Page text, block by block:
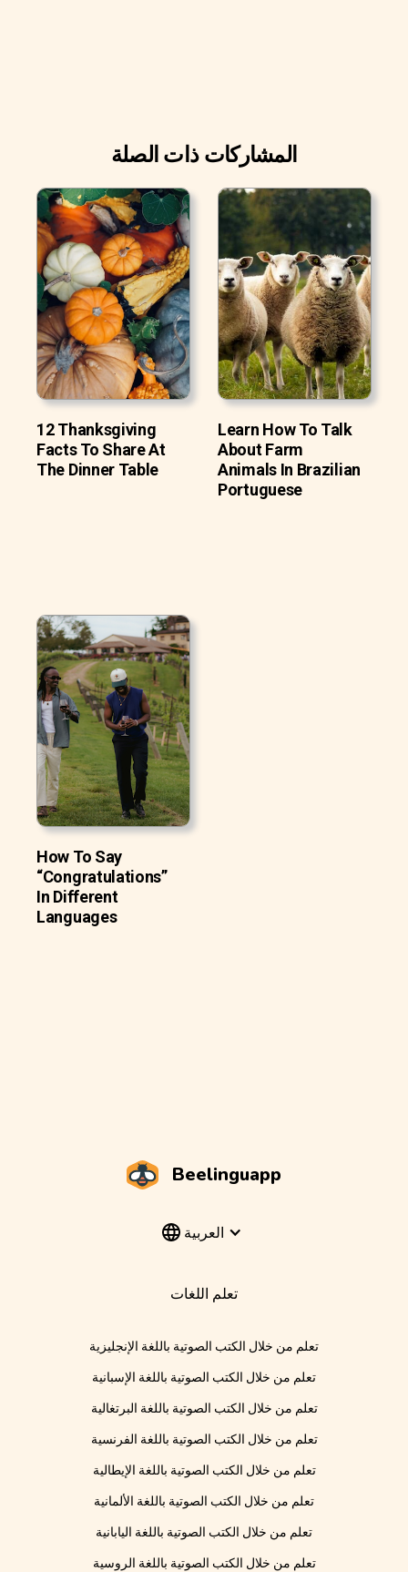
المشاركات ذات الصلة
12 Thanksgiving
Facts To Share At
The Dinner Table
Learn How To Talk
About Farm
Animals In Brazilian
Portuguese
How To Say
“Congratulations”
In Different
Languages
Beelinguapp
العربية
تعلم اللغات
تعلم من خلال الكتب الصوتية باللغة الإنجليزية
تعلم من خلال الكتب الصوتية باللغة الإسبانية
تعلم من خلال الكتب الصوتية باللغة البرتغالية
تعلم من خلال الكتب الصوتية باللغة الفرنسية
تعلم من خلال الكتب الصوتية باللغة الإيطالية
تعلم من خلال الكتب الصوتية باللغة الألمانية
تعلم من خلال الكتب الصوتية باللغة اليابانية
تعلم من خلال الكتب الصوتية باللغة الروسية